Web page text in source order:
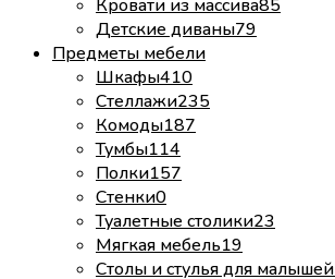
Кровати из массива85
Детские диваны79
Предметы мебели
Шкафы410
Стеллажи235
Комоды187
Тумбы114
Полки157
Стенки0
Туалетные столики23
Мягкая мебель19
Столы и стулья для малышей